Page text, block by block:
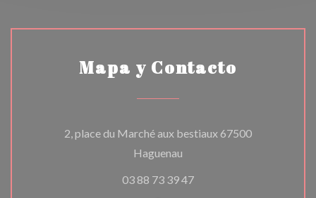
Mapa y Contacto
2, place du Marché aux bestiaux 67500
Haguenau
03 88 73 39 47